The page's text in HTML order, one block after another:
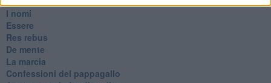
I nomi
Essere
Res rebus
De mente
La marcia
Confessioni del pappagallo